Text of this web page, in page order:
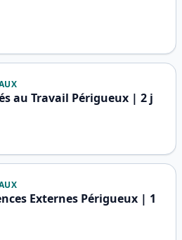
au Travail Périgueux | 2 j
Externes Périgueux | 1